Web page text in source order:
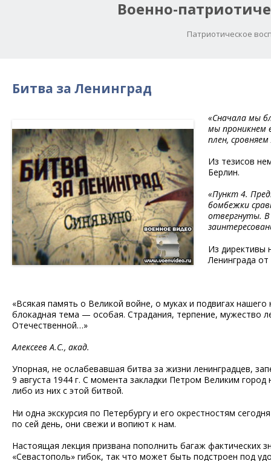
Военно-
Патриотическое
Битва за Ленинград
«Сначала мы
мы проникнем
плен,
Из тезисов
Берлин.
«Пункт 4.
бомбежки
отвергнуты. В
Из директивы
Ленинграда
«Всякая память о Великой войне, о муках и подвигах
блокадная тема — особая. Страдания, терпение, мужество
Отечественной…»
Алексеев А.С., акад.
Упорная, не ослабевавшая битва за жизни ленинградцев,
9 августа 1944 г. С момента закладки Петром Великим
либо из них с этой битвой.
Ни одна экскурсия по Петербургу и его окрестностям
по сей день, они свежи и вопиют к нам.
Настоящая лекция призвана пополнить багаж фактических
«Севастополь» гибок, так что может быть подстроен под